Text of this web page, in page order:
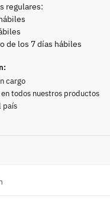
regulares:
de los 7 días hábiles
cargo
todos nuestros productos
país